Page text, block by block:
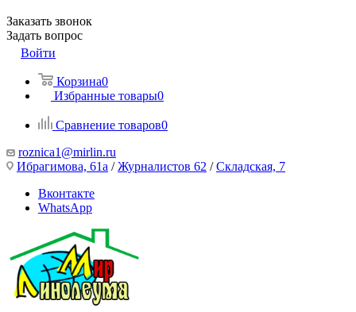
Заказать звонок
Задать вопрос
Войти
Корзина0
Избранные товары0
Сравнение товаров0
roznica1@mirlin.ru
Ибрагимова, 61а /Журналистов 62 /Складская, 7
Вконтакте
WhatsApp